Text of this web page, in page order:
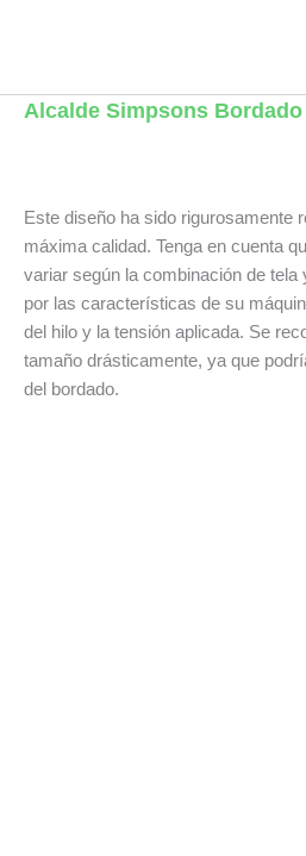
Alcalde Simpsons Bordado
Este diseño ha sido rigurosamente
máxima calidad. Tenga en cuenta
variar según la combinación de
por las características de su
del hilo y la tensión aplicada. Se
tamaño drásticamente, ya que
del bordado.